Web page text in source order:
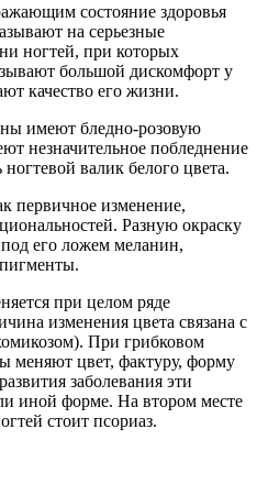
состояние здоровья
на серьезные
ногтей, при которых
большой дискомфорт у
качество его жизни.
имеют бледно-розовую
незначительное побледнение
валик белого цвета.
первичное изменение,
Разную окраску
его ложем меланин,
при целом ряде
изменения цвета связана с
При грибковом
меняют цвет, фактуру, форму
заболевания эти
иной форме. На втором месте
стоит псориаз.